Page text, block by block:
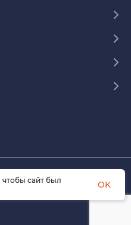
права защищены
сайт был
OK